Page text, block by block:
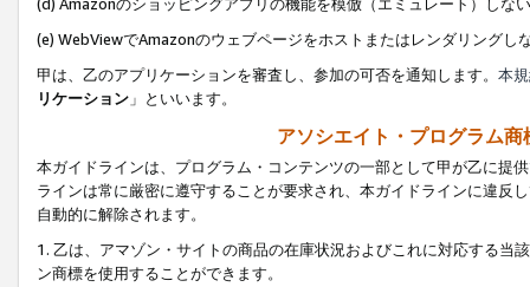
(d) Amazonのショッピングアプリの機能を模倣（エミュレート）しな
(e) WebViewでAmazonのウェブページをホストまたはレンダリングし
甲は、乙のアプリケーションを審査し、参加の可否を通知します。 本
リケーション 」といいます。
アソシエイト・プログラム
本ガイドラインは、プログラム・コンテンツの一部として甲が乙に提
ラインは常に厳密に遵守することが要求され、本ガイドラインに違反
自動的に解除されます。
1. 乙は、アマゾン・サイトの商品の在庫状況およびこれに対応する
ン商標を使用することができます。